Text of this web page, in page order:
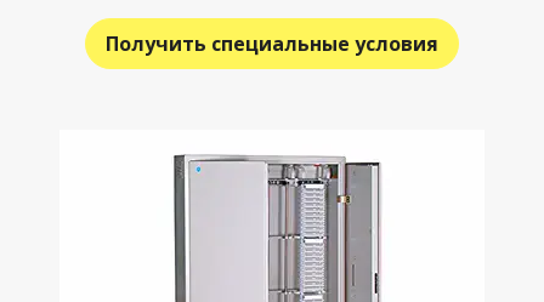
Получить специальные условия